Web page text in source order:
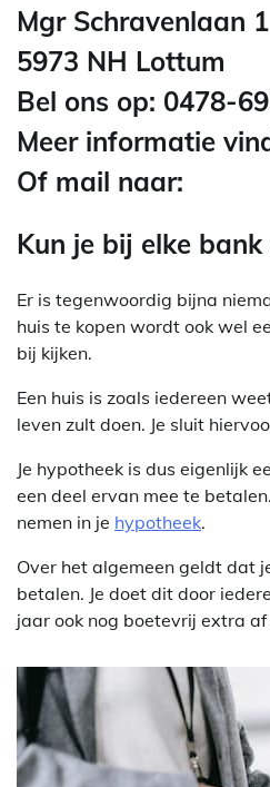
Mgr Schravenlaan 1
5973 NH Lottum
Bel ons op: 0478-
Meer informatie
Of mail naar:
Kun je bij elke
Er is tegenwoordig bijna
huis te kopen wordt ook wel
bij kijken.
Een huis is zoals iedereen
leven zult doen. Je sluit
Je hypotheek is dus eigenlijk
een deel ervan mee te
nemen in je hypotheek.
Over het algemeen geldt dat
betalen. Je doet dit door
jaar ook nog boetevrij extra af